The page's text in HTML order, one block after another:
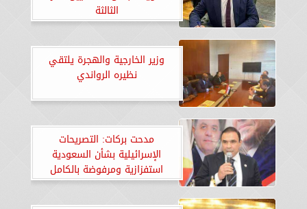
الثالثة
وزير الخارجية والهجرة يلتقي
نظيره الرواندي
مدحت بركات: التصريحات
الإسرائيلية بشأن السعودية
استفزازية ومرفوضة بالكامل